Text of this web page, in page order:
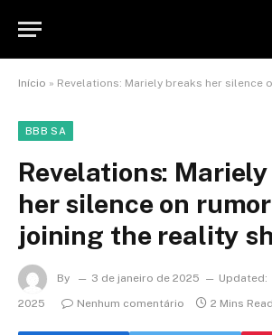
Início » Revelations: Mariely breaks her silence on rumors
BBB SA
Revelations:
her silence on
joining the reality
By 3 de janeiro de 2025 Updated:
2025
Nenhum comentário 2 Mins Read